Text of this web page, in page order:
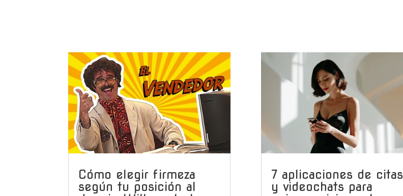
Cómo elegir firmeza
según tu posición al
7 aplicaciones de citas
y videochats para